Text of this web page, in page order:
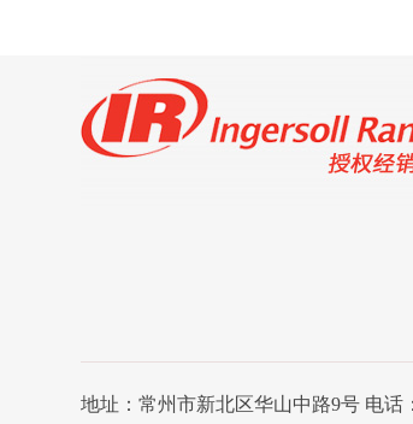
地址：常州市新北区华山中路9号 电话